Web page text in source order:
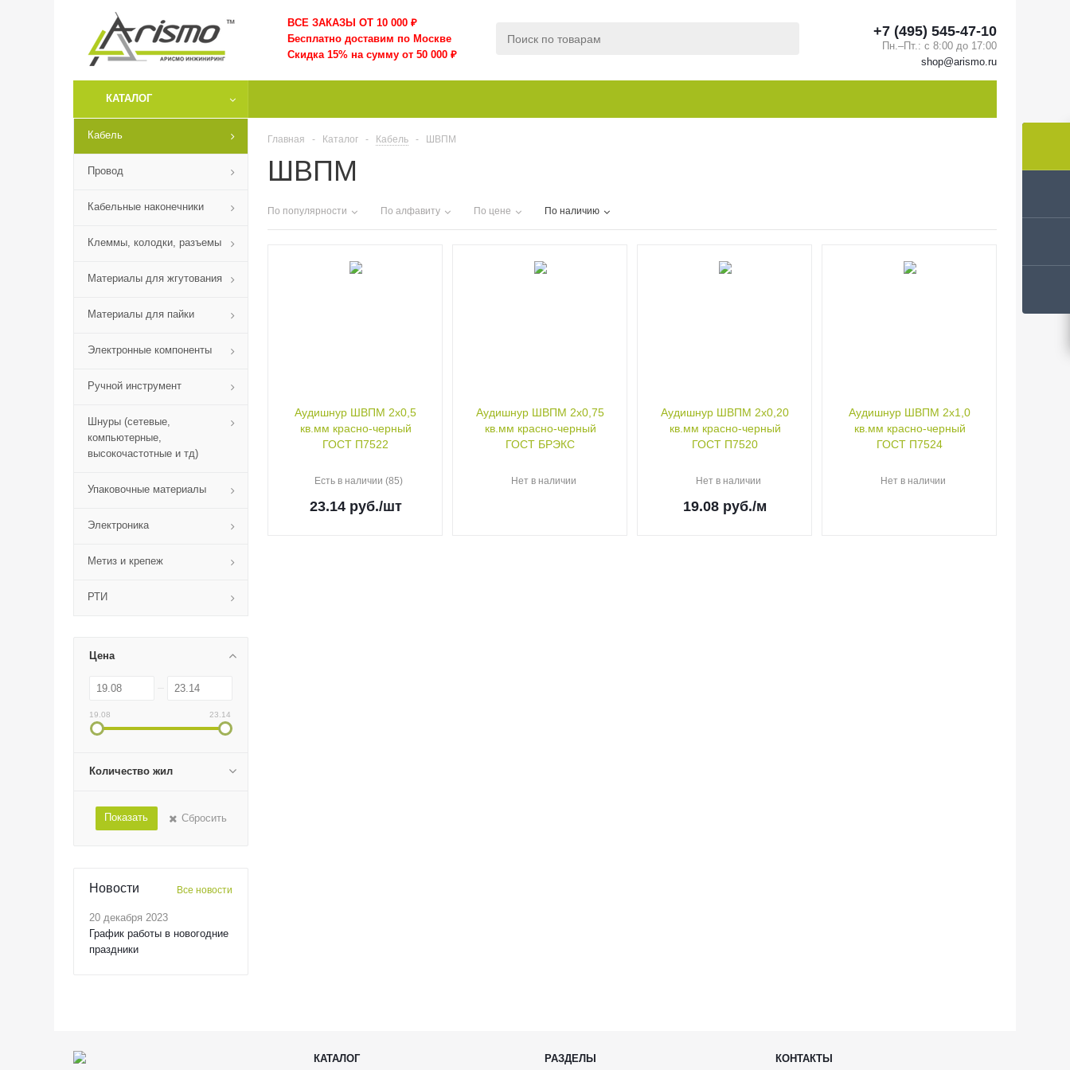
ВСЕ ЗАКАЗЫ ОТ 10 000 ₽
Бесплатно доставим по Москве
Скидка 15% на сумму от 50 000 ₽
+7 (495) 545-47-10
Пн.–Пт.: с 8:00 до 17:00
shop@arismo.ru
КАТАЛОГ
Кабель
Провод
Кабельные наконечники
Клеммы, колодки, разъемы
Материалы для жгутования
Материалы для пайки
Электронные компоненты
Ручной инструмент
Шнуры (сетевые,
компьютерные,
высокочастотные и тд)
Упаковочные материалы
Электроника
Метиз и крепеж
РТИ
Цена
19.08 23.14
Количество жил
Показать Сбросить
Новости Все новости
20 декабря 2023
График работы в новогодние
праздники
Главная - Каталог - Кабель - ШВПМ
ШВПМ
По популярности По алфавиту По цене По наличию
Аудишнур ШВПМ 2х0,5
кв.мм красно-черный
ГОСТ П7522
Есть в наличии (85)
23.14руб./шт
Аудишнур ШВПМ 2х0,75
кв.мм красно-черный
ГОСТ БРЭКС
Нет в наличии
Аудишнур ШВПМ 2х0,20
кв.мм красно-черный
ГОСТ П7520
Нет в наличии
19.08 руб./м
Аудишнур ШВПМ 2х1,0
кв.мм красно-черный
ГОСТ П7524
Нет в наличии
КАТАЛОГ РАЗДЕЛЫ КОНТАКТЫ